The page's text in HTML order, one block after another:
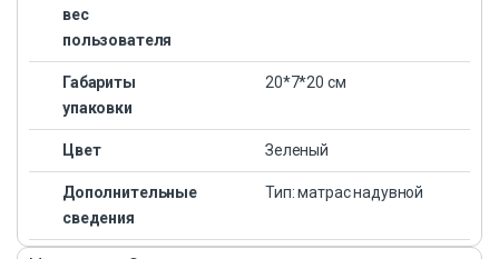
вес
пользователя
Габариты
упаковки
20*7*20 см
Цвет Зеленый
Дополнительные
сведения
Тип: матрас надувной